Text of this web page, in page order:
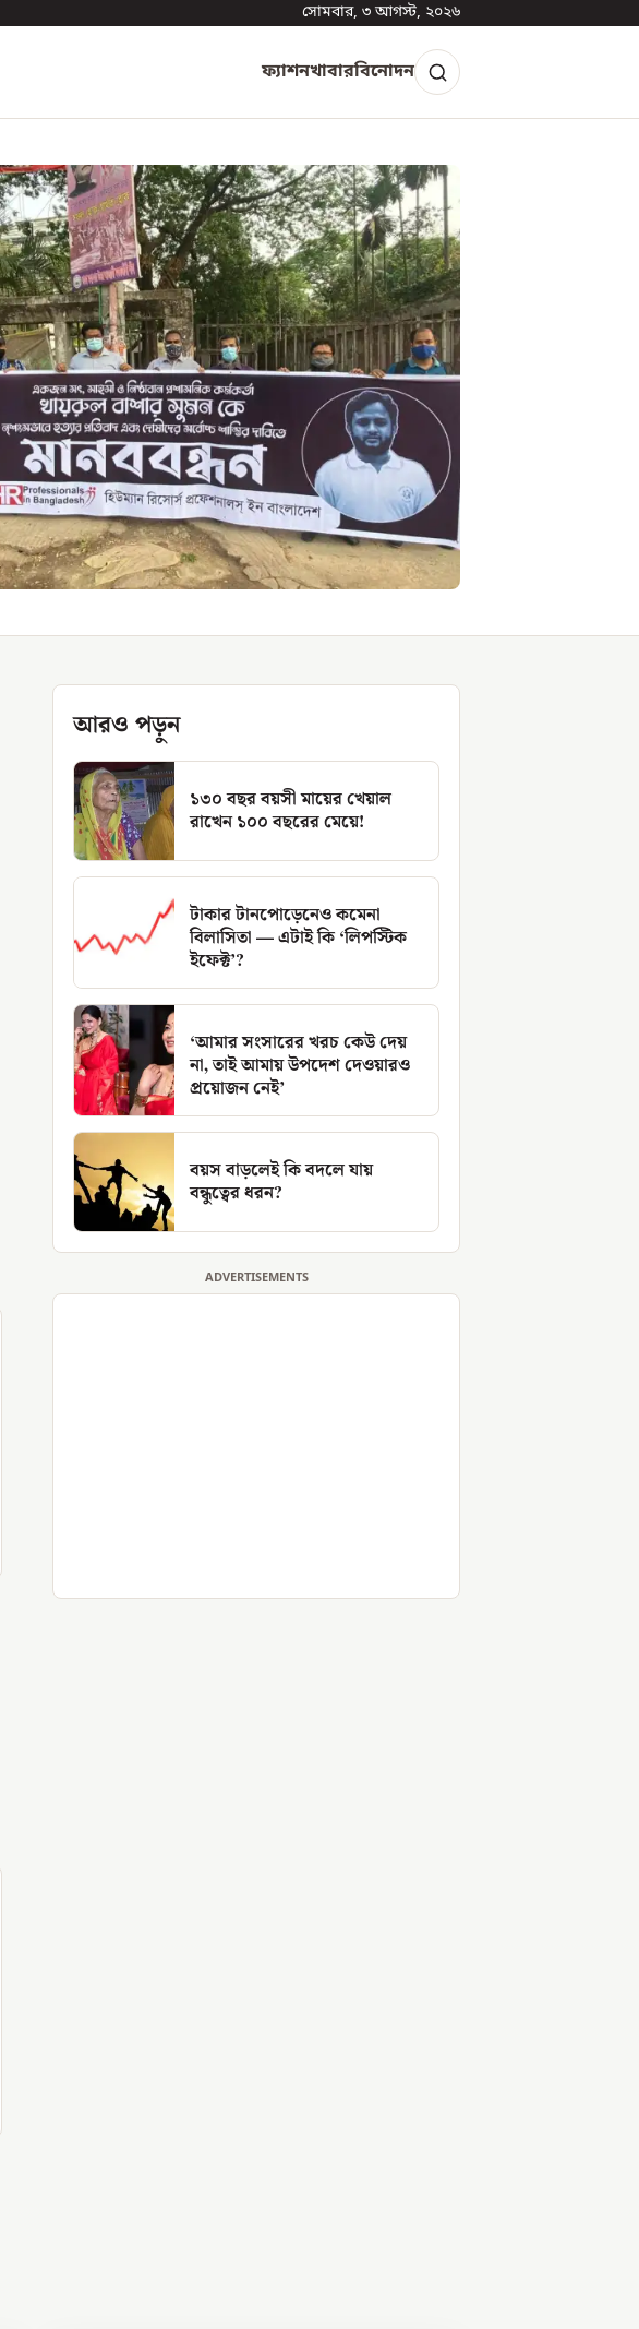
সোমবার, ৩ আগস্ট, ২০২৬
ফ্যাশনখাবারবিনোদন
আরও পড়ুন
১৩০ বছর বয়সী মায়ের খেয়াল
রাখেন ১০০ বছরের মেয়ে!
টাকার টানপোড়েনেও কমেনা
বিলাসিতা — এটাই কি ‘লিপস্টিক
ইফেক্ট’?
‘আমার সংসারের খরচ কেউ দেয়
না, তাই আমায় উপদেশ দেওয়ারও
প্রয়োজন নেই’
বয়স বাড়লেই কি বদলে যায়
বন্ধুত্বের ধরন?
ADVERTISEMENTS